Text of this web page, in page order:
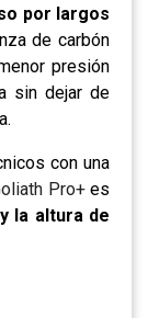
por largos
de carbón
presión
sin dejar de
con una
Pro+es
la altura de